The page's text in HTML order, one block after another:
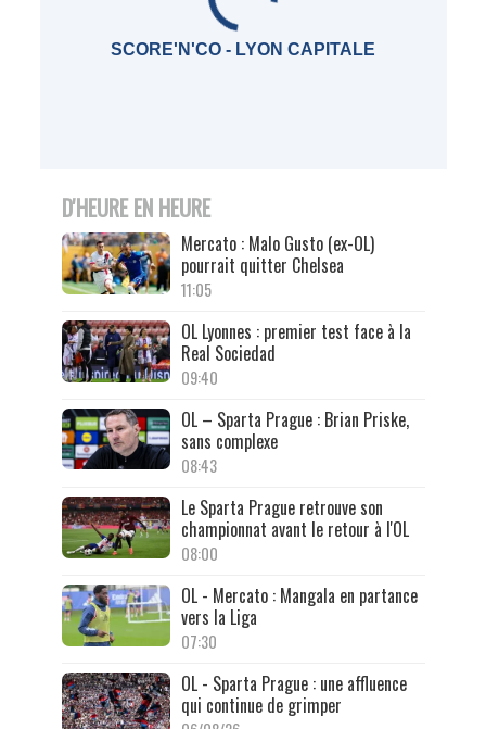
SCORE'N'CO - LYON CAPITALE
D'HEURE EN HEURE
Mercato : Malo Gusto (ex-OL)
pourrait quitter Chelsea
11:05
OL Lyonnes : premier test face à la
Real Sociedad
09:40
OL – Sparta Prague : Brian Priske,
sans complexe
08:43
Le Sparta Prague retrouve son
championnat avant le retour à l'OL
08:00
OL - Mercato : Mangala en partance
vers la Liga
07:30
OL - Sparta Prague : une affluence
qui continue de grimper